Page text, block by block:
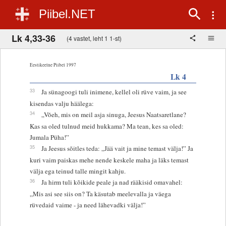
Piibel.NET
Lk 4,33-36 (4 vastet, leht 1 1-st)
Eestikeelne Piibel 1997
Lk 4
33
Ja sünagoogi tuli inimene, kellel oli rüve vaim, ja see
kisendas valju häälega:
34
„Võeh, mis on meil asja sinuga, Jeesus Naatsaretlane?
Kas sa oled tulnud meid hukkama? Ma tean, kes sa oled:
Jumala Püha!”
35
Ja Jeesus sõitles teda: „Jää vait ja mine temast välja!” Ja
kuri vaim paiskas mehe nende keskele maha ja läks temast
välja ega teinud talle mingit kahju.
36
Ja hirm tuli kõikide peale ja nad rääkisid omavahel:
„Mis asi see siis on? Ta käsutab meelevalla ja väega
rüvedaid vaime - ja need lähevadki välja!”